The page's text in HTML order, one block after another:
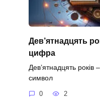
Дев’ятнадцять
цифра
Дев’ятнадцять
символ
0 2